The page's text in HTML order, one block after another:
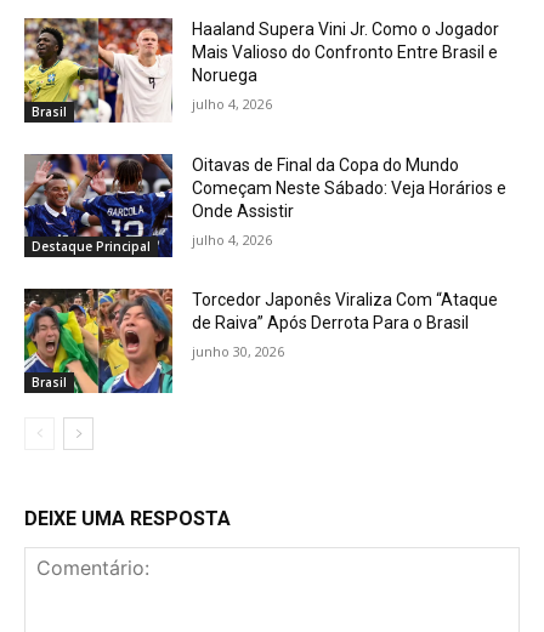
Brasil
Haaland Supera Vini Jr. Como o Jogador
Mais Valioso do Confronto Entre Brasil e
Noruega
julho 4, 2026
Destaque Principal
Oitavas de Final da Copa do Mundo
Começam Neste Sábado: Veja Horários e
Onde Assistir
julho 4, 2026
Brasil
Torcedor Japonês Viraliza Com “Ataque
de Raiva” Após Derrota Para o Brasil
junho 30, 2026
DEIXE UMA RESPOSTA